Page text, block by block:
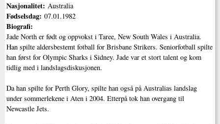
Nasjonalitet: Australia
Fødselsdag: 07.01.1982
Biografi:
Jade North er født og oppvokst i Taree, New South Wales i Australia.
Han spilte aldersbestemt fotball for Brisbane Strikers. Seniorfotball spilte
han først for Olympic Sharks i Sidney. Jade var et stort talent og kom
tidlig med i landslagsdiskusjonen.
Da han spilte for Perth Glory, spilte han også på Australias landslag
under sommerlekene i Aten i 2004. Etterpå tok han overgang til
Newcastle Jets.